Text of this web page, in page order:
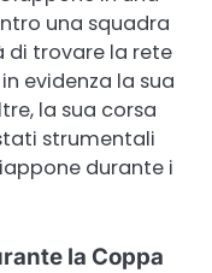
una squadra
di trovare la rete
evidenza la sua
la sua corsa
strumentali
durante i
la Coppa